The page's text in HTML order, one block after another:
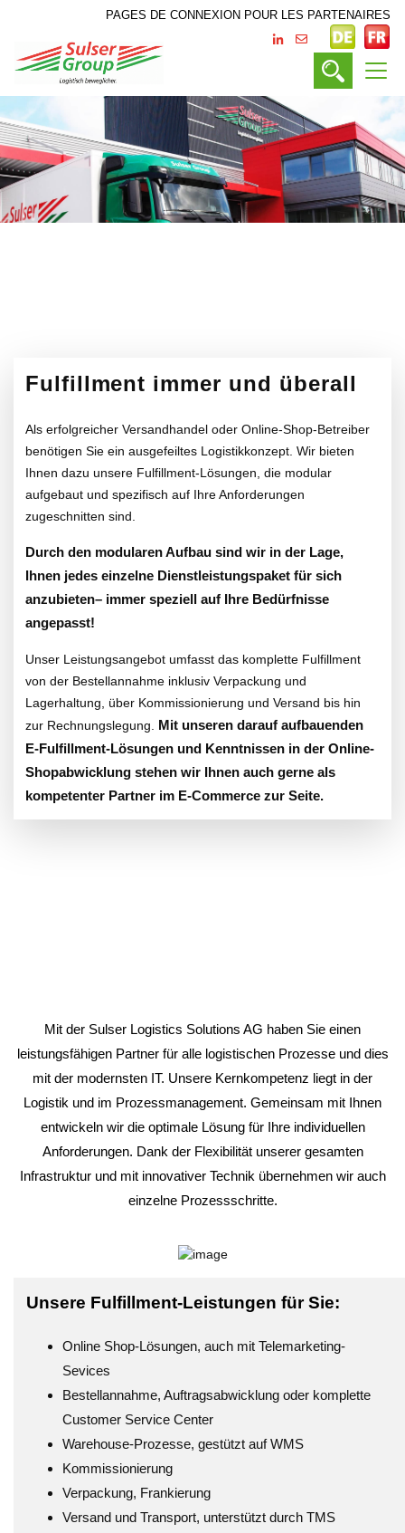
PAGES DE CONNEXION POUR LES PARTENAIRES
Fulfillment immer und überall
Als erfolgreicher Versandhandel oder Online-Shop-Betreiber
benötigen Sie ein ausgefeiltes Logistikkonzept. Wir bieten
Ihnen dazu unsere Fulfillment-Lösungen, die modular
aufgebaut und spezifisch auf Ihre Anforderungen
zugeschnitten sind.
Durch den modularen Aufbau sind wir in der Lage,
Ihnen jedes einzelne Dienstleistungspaket für sich
anzubieten– immer speziell auf Ihre Bedürfnisse
angepasst!
Unser Leistungsangebot umfasst das komplette Fulfillment
von der Bestellannahme inklusiv Verpackung und
Lagerhaltung, über Kommissionierung und Versand bis hin
zur Rechnungslegung.
Mit unseren darauf aufbauenden
E-Fulfillment-Lösungen und Kenntnissen in der Online-
Shopabwicklung stehen wir Ihnen auch gerne als
kompetenter Partner im E-Commerce zur Seite.
Mit der Sulser Logistics Solutions AG haben Sie einen
leistungsfähigen Partner für alle logistischen Prozesse und dies
mit der modernsten IT. Unsere Kernkompetenz liegt in der
Logistik und im Prozessmanagement. Gemeinsam mit Ihnen
entwickeln wir die optimale Lösung für Ihre individuellen
Anforderungen. Dank der Flexibilität unserer gesamten
Infrastruktur und mit innovativer Technik übernehmen wir auch
einzelne Prozessschritte.
Unsere Fulfillment-Leistungen für Sie:
Online Shop-Lösungen, auch mit Telemarketing-
Sevices
Bestellannahme, Auftragsabwicklung oder komplette
Customer Service Center
Warehouse-Prozesse, gestützt auf WMS
Kommissionierung
Verpackung, Frankierung
Versand und Transport, unterstützt durch TMS